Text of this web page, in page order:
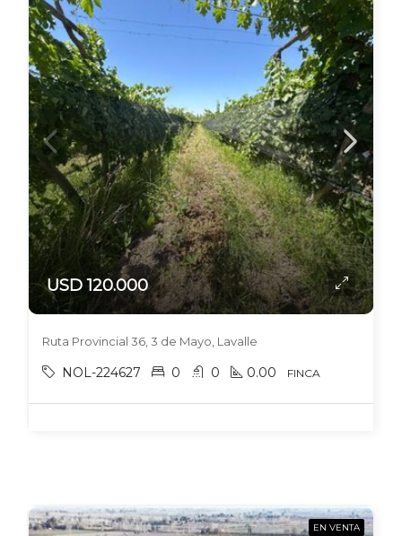
USD 120.000
Ruta Provincial 36, 3 de Mayo, Lavalle
NOL-224627 0 0 0.00 FINCA
EN VENTA